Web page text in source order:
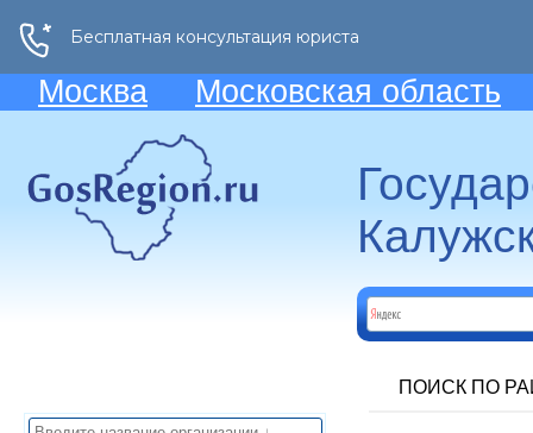
Москва Московская область
ПОИСК ПО